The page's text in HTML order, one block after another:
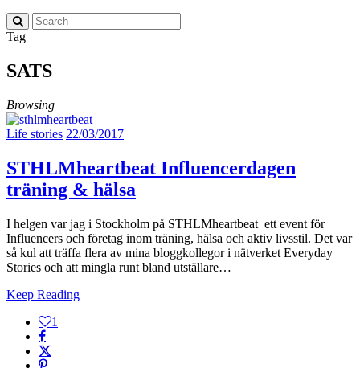
Tag
SATS
Browsing
Life stories 22/03/2017
STHLMheartbeat Influencerdagen
träning & hälsa
I helgen var jag i Stockholm på STHLMheartbeat ett event för
Influencers och företag inom träning, hälsa och aktiv livsstil. Det var
så kul att träffa flera av mina bloggkollegor i nätverket Everyday
Stories och att mingla runt bland utställare…
Keep Reading
1